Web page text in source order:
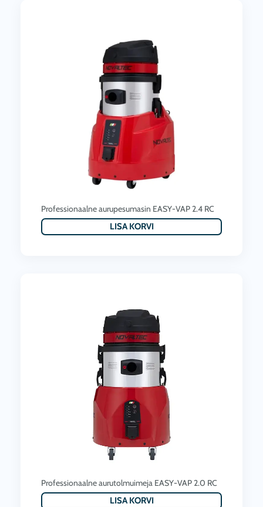
Professionaalne aurupesumasin EASY-VAP 2.4 RC
LISA KORVI
Professionaalne aurutolmuimeja EASY-VAP 2.0 RC
LISA KORVI